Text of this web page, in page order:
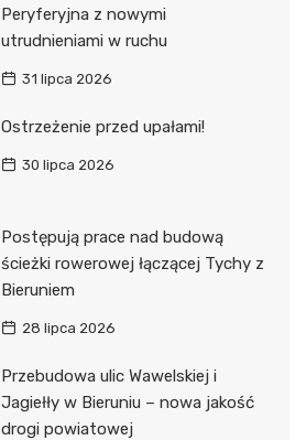
Peryferyjna z nowymi
utrudnieniami w ruchu
31 lipca 2026
Ostrzeżenie przed upałami!
30 lipca 2026
Postępują prace nad budową
ścieżki rowerowej łączącej Tychy z
Bieruniem
28 lipca 2026
Przebudowa ulic Wawelskiej i
Jagiełły w Bieruniu – nowa jakość
drogi powiatowej